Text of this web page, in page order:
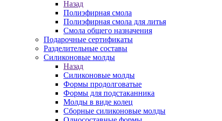
Назад
Полиэфирная смола
Полиэфирная смола для литья
Смола общего назначения
Подарочные сертификаты
Разделительные составы
Силиконовые молды
Назад
Силиконовые молды
Формы продолговатые
Формы для подстаканника
Молды в виде колец
Сборные силиконовые молды